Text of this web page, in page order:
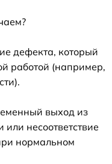
дефекта, который
работой (например,
выход из
или несоответствие
нормальном